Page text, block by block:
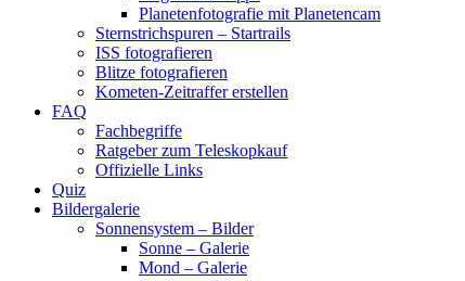
Planetenfotografie mit Planetencam
Sternstrichspuren – Startrails
ISS fotografieren
Blitze fotografieren
Kometen-Zeitraffer erstellen
FAQ
Fachbegriffe
Ratgeber zum Teleskopkauf
Offizielle Links
Quiz
Bildergalerie
Sonnensystem – Bilder
Sonne – Galerie
Mond – Galerie